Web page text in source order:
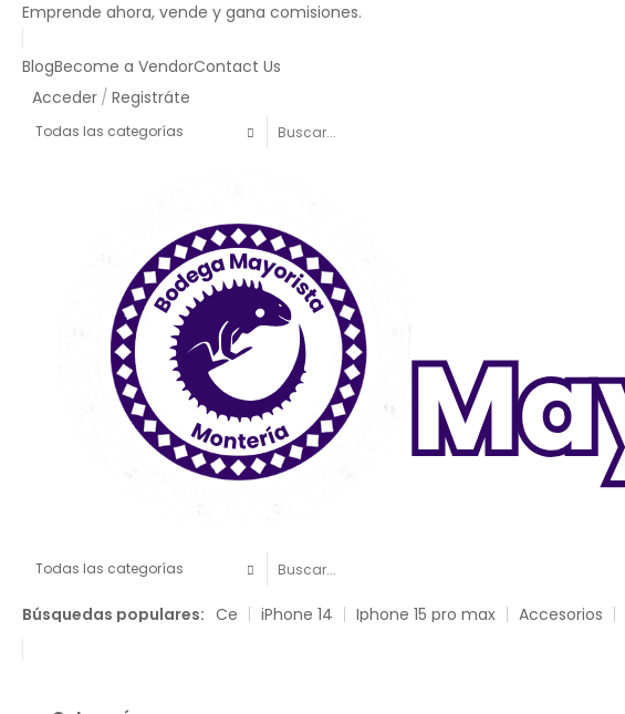
Emprende ahora, vende y gana comisiones.
BlogBecome a VendorContact Us
Acceder / Registráte
Búsquedas populares: Ce iPhone 14 Iphone 15 pro max Accesorios